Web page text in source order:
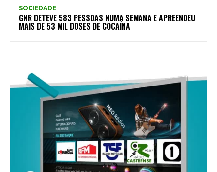
SOCIEDADE
GNR DETEVE 583 PESSOAS NUMA SEMANA E APREENDEU
MAIS DE 53 MIL DOSES DE COCAÍNA